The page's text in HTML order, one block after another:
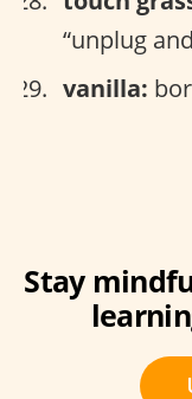
“unplug
vanilla:
Stay